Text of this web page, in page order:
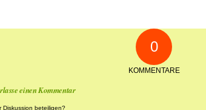
0
KOMMENTARE
einen Kommentar
Diskussion beteiligen?